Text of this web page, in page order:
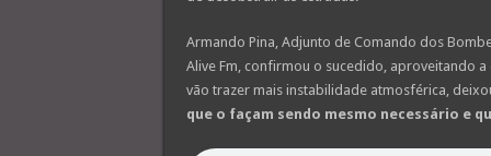
Armando Pina, Adjunto de Comando dos
Alive Fm, confirmou o sucedido, aproveitando
vão trazer mais instabilidade atmosférica,
que o façam sendo mesmo necessário e